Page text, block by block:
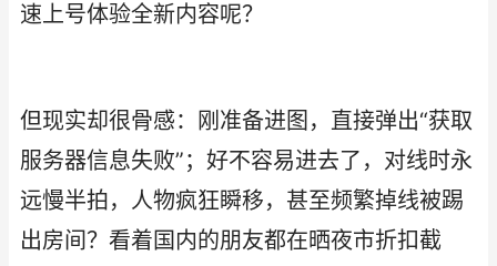
速上号体验全新内容呢？
但现实却很骨感：刚准备进图，直接弹出“获取
服务器信息失败”；好不容易进去了，对线时永
远慢半拍，人物疯狂瞬移，甚至频繁掉线被踢
出房间？看着国内的朋友都在晒夜市折扣截